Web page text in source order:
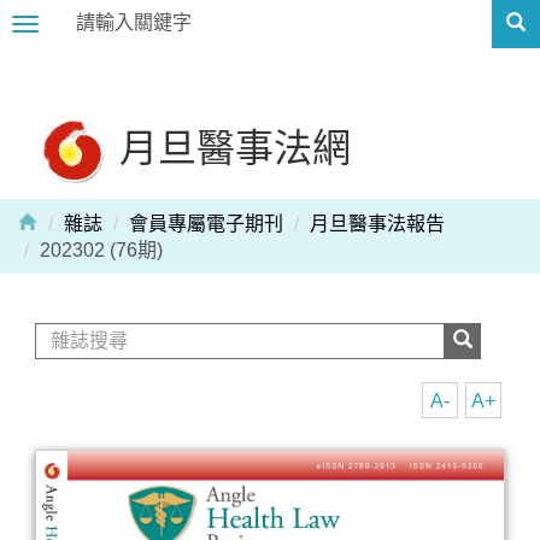
Toggle
月旦醫事法網
雜誌 會員專屬電子期刊
月旦醫事法報告
202302 (76期)
A+
A-